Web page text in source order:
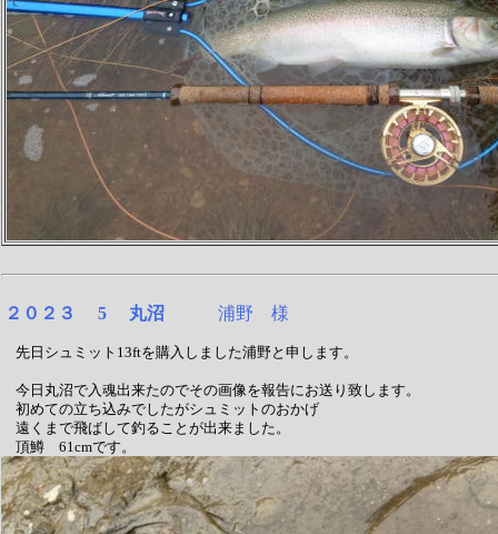
２０２３ 5 丸沼 浦野 様
先日シュミット13ftを購入しました浦野と申します。
今日丸沼で入魂出来たのでその画像を報告にお送り致します。
初めての立ち込みでしたがシュミットのおかげ
遠くまで飛ばして釣ることが出来ました。
頂鱒 61cmです。